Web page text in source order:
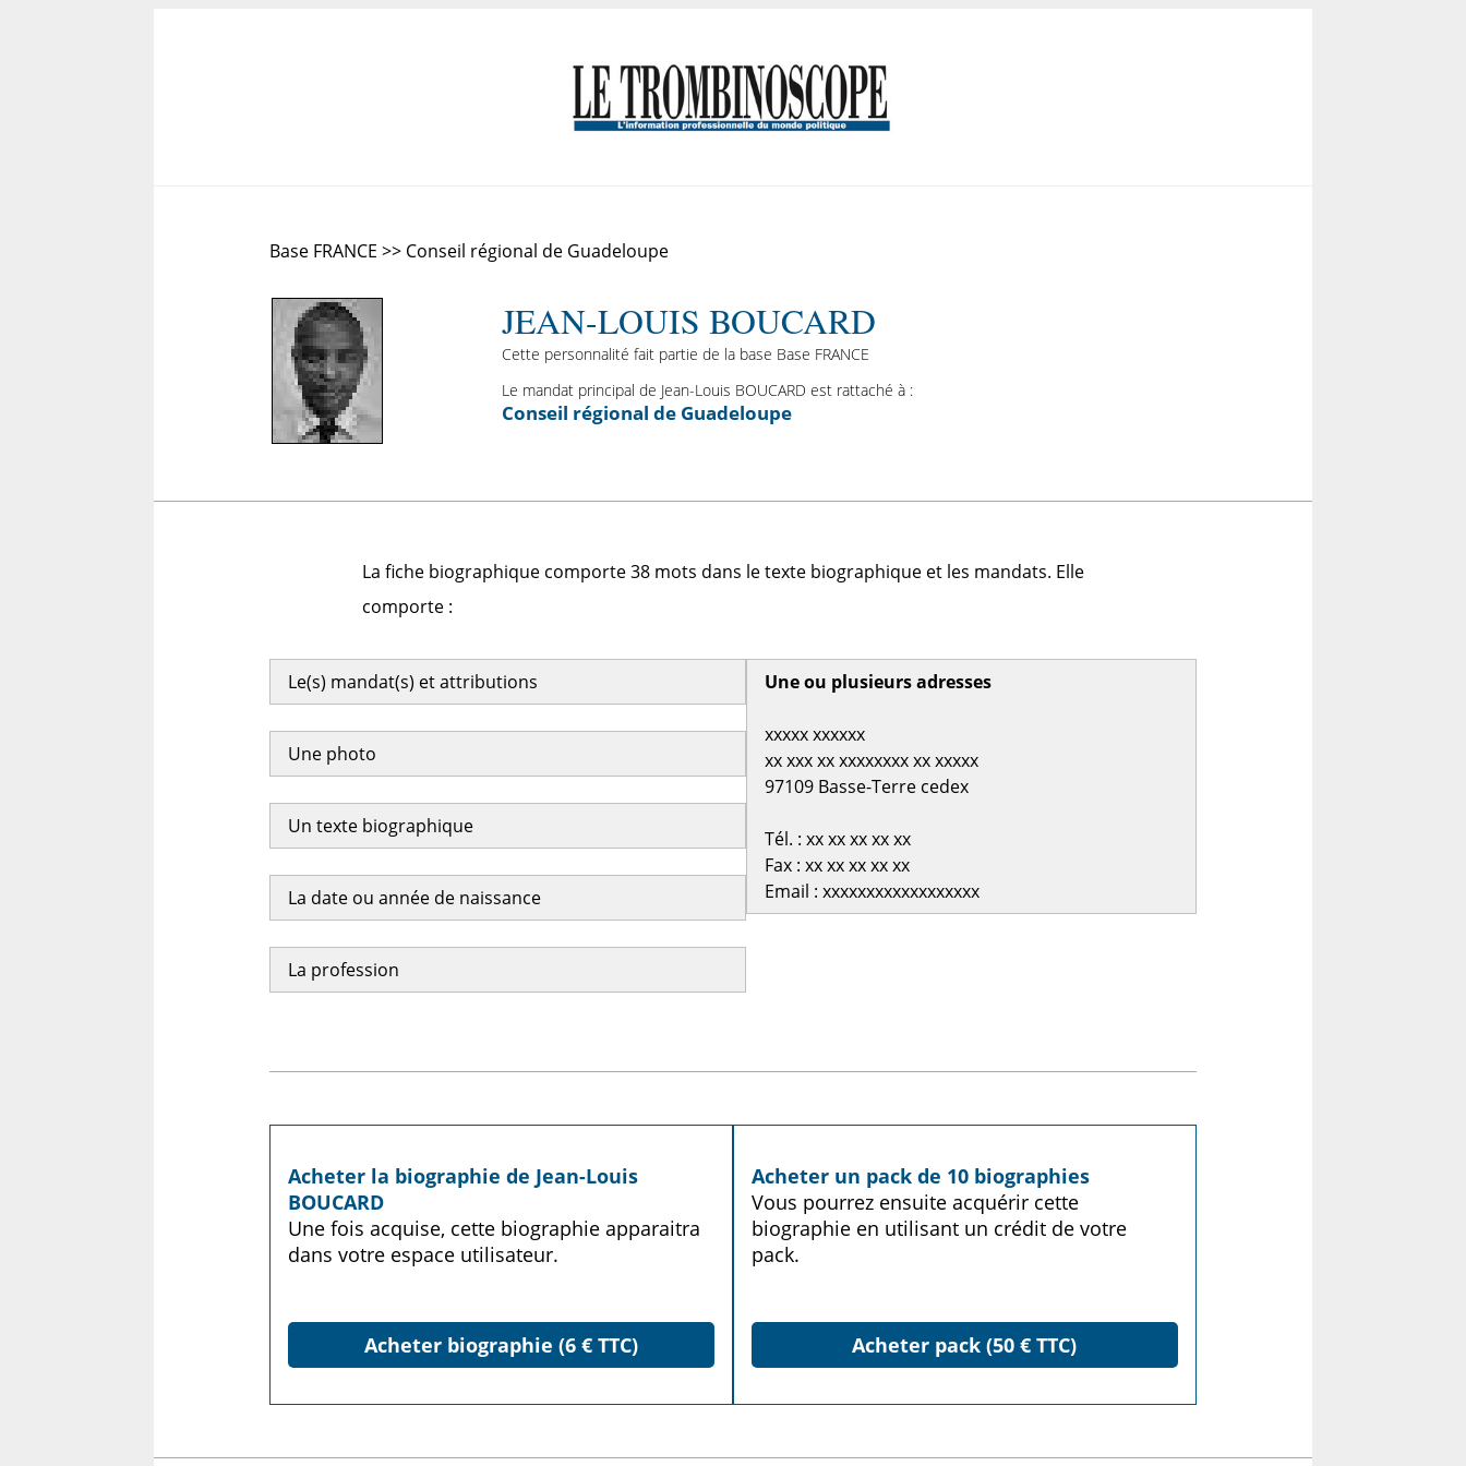
Base FRANCE >> Conseil régional de Guadeloupe
JEAN-LOUIS BOUCARD
Cette personnalité fait partie de la base Base FRANCE
Le mandat principal de Jean-Louis BOUCARD est rattaché à :
Conseil régional de Guadeloupe
La fiche biographique comporte 38 mots dans le texte biographique et les mandats. Elle
comporte :
Le(s) mandat(s) et attributions
Une photo
Un texte biographique
La date ou année de naissance
La profession
Une ou plusieurs adresses
xxxxx xxxxxx
xx xxx xx xxxxxxxx xx xxxxx
97109 Basse-Terre cedex
Tél. : xx xx xx xx xx
Fax : xx xx xx xx xx
Email : xxxxxxxxxxxxxxxxxx
Acheter la biographie de Jean-Louis
BOUCARD
Une fois acquise, cette biographie apparaitra
dans votre espace utilisateur.
Acheter biographie (6 € TTC)
Acheter un pack de 10 biographies
Vous pourrez ensuite acquérir cette
biographie en utilisant un crédit de votre
pack.
Acheter pack (50 € TTC)